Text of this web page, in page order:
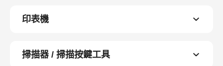
印表機
掃描器 / 掃描按鍵工具